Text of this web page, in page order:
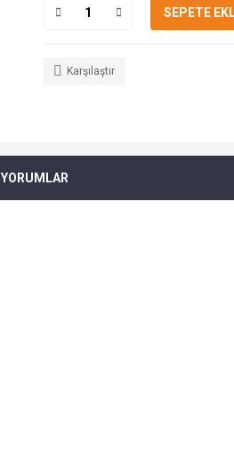
SEPETE
Karşılaştır
YORUMLAR